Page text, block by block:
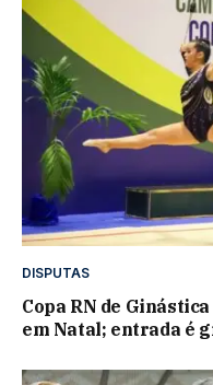
DISPUTAS
Copa RN de
em Natal; entrada é